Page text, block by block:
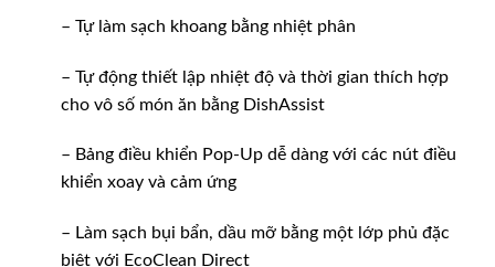
– Tự làm sạch khoang bằng nhiệt phân
– Tự động thiết lập nhiệt độ và thời gian thích hợp
cho vô số món ăn bằng DishAssist
– Bảng điều khiển Pop-Up dễ dàng với các nút điều
khiển xoay và cảm ứng
– Làm sạch bụi bẩn, dầu mỡ bằng một lớp phủ đặc
biệt với EcoClean Direct